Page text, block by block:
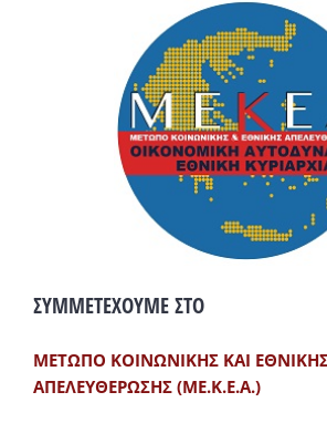
ΣΥΜΜΕΤΕΧΟΥΜΕ ΣΤΟ
ΜΕΤΩΠΟ ΚΟΙΝΩΝΙΚΗΣ ΚΑΙ
ΑΠΕΛΕΥΘΕΡΩΣΗΣ (ΜΕ.Κ.Ε.Α.)